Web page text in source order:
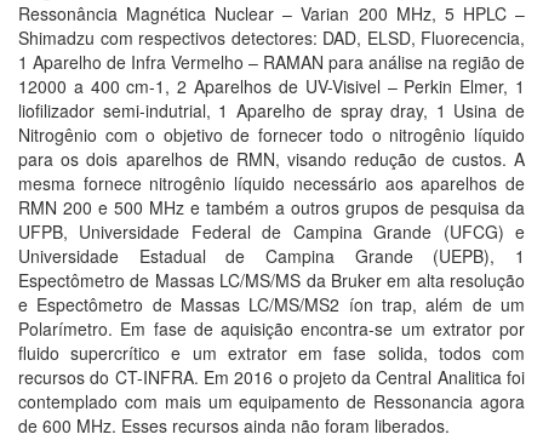
Ressonância Magnética Nuclear – Varian 200 MHz, 5 HPLC –
Shimadzu com respectivos detectores: DAD, ELSD, Fluorecencia,
1 Aparelho de Infra Vermelho – RAMAN para análise na região de
12000 a 400 cm-1, 2 Aparelhos de UV-Visivel – Perkin Elmer, 1
liofilizador semi-indutrial, 1 Aparelho de spray dray, 1 Usina de
Nitrogênio com o objetivo de fornecer todo o nitrogênio líquido
para os dois aparelhos de RMN, visando redução de custos. A
mesma fornece nitrogênio líquido necessário aos aparelhos de
RMN 200 e 500 MHz e também a outros grupos de pesquisa da
UFPB, Universidade Federal de Campina Grande (UFCG) e
Universidade Estadual de Campina Grande (UEPB), 1
Espectômetro de Massas LC/MS/MS da Bruker em alta resolução
e Espectômetro de Massas LC/MS/MS2 íon trap, além de um
Polarímetro. Em fase de aquisição encontra-se um extrator por
fluido supercrítico e um extrator em fase solida, todos com
recursos do CT-INFRA. Em 2016 o projeto da Central Analitica foi
contemplado com mais um equipamento de Ressonancia agora
de 600 MHz. Esses recursos ainda não foram liberados.